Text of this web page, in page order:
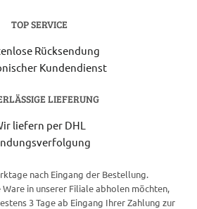
TOP SERVICE
Rücksendung
Kundendienst
LIEFERUNG
liefern per DHL
nach Eingang der Bestellung.
Ware in unserer Filiale abholen möchten,
3 Tage ab Eingang Ihrer Zahlung zur